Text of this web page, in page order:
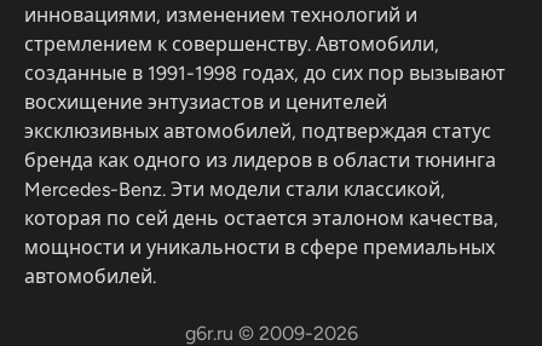
инновациями, изменением технологий и
стремлением к совершенству. Автомобили,
созданные в 1991-1998 годах, до сих пор вызывают
восхищение энтузиастов и ценителей
эксклюзивных автомобилей, подтверждая статус
бренда как одного из лидеров в области тюнинга
Mercedes-Benz. Эти модели стали классикой,
которая по сей день остается эталоном качества,
мощности и уникальности в сфере премиальных
автомобилей.
g6r.ru © 2009-2026